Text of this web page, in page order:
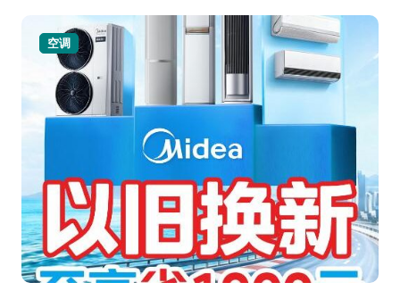
空调